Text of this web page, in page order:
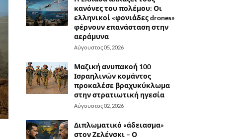
κανόνες του πολέμου: Οι
ελληνικοί «φονιάδες drones»
φέρνουν επανάσταση στην
αεράμυνα
Αύγουστος 05, 2026
Μαζική ανυπακοή 100
Ισραηλινών κομάντος
προκαλέσε βραχυκύκλωμα
στην στρατιωτική ηγεσία
Αύγουστος 02, 2026
Διπλωματικό «άδειασμα»
στον Ζελένσκι – Ο